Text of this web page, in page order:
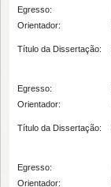
Egresso:
Orientador:
Título da Dissertação:
Egresso:
Orientador:
Título da Dissertação:
Egresso:
Orientador: